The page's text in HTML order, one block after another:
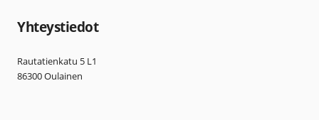
Yhteystiedot
Rautatienkatu 5 L1
86300 Oulainen